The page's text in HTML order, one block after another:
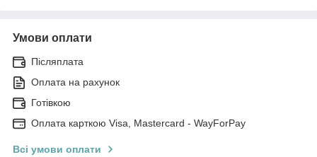
Умови оплати
Післяплата
Оплата на рахунок
Готівкою
Оплата карткою Visa, Mastercard - WayForPay
Всі умови оплати